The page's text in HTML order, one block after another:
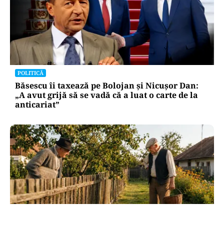
POLITICĂ
Băsescu îi taxează pe Bolojan și Nicușor Dan:
„A avut grijă să se vadă că a luat o carte de la
anticariat”